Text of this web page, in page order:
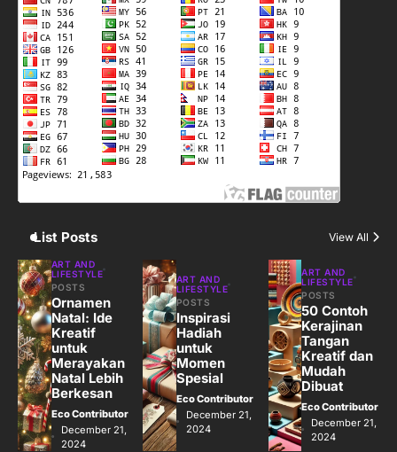
3
Harga Emas Hari Ini: Panduan untuk
Membeli dan Investasi
Eco Contributor
4
Jasa Menulis: Peluang Bisnis Kreatif
5
Jasa Desain: Peluang Usaha Kreatif
di Era Digital
Eco Contributor
List Posts View All
ART AND
LIFESTYLE
POSTS
Ornamen
Natal: Ide
Kreatif
untuk
Merayakan
Natal Lebih
Berkesan
Eco Contributor
December 21,
2024
ART AND
LIFESTYLE
POSTS
Inspirasi
Hadiah
untuk
Momen
Spesial
Eco Contributor
December 21,
2024
ART AND
LIFESTYLE
POSTS
50 Contoh
Kerajinan
Tangan
Kreatif dan
Mudah
Dibuat
Eco Contributor
December 21,
2024